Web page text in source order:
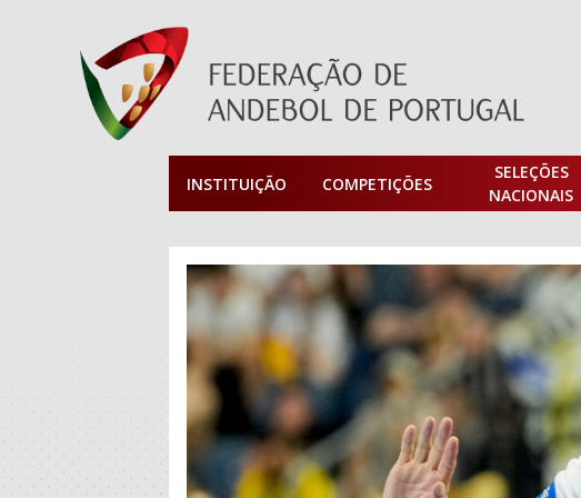
INSTITUIÇÃO COMPETIÇÕES
SELEÇÕES
NACIONAIS